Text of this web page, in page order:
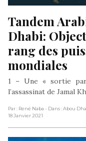
Tandem
Dhabi:
rang des
mondiales
1 – Une « sortie
l’assassinat de Jamal
Par : René Naba - Dans : Abou
18 Janvier 2021